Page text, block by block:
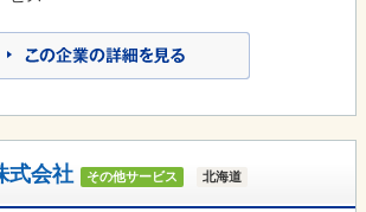
式会社 その他サービス 北海道